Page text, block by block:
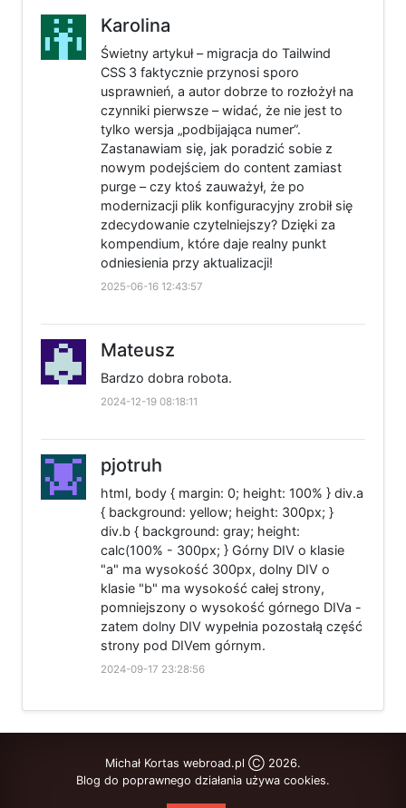
Karolina
Świetny artykuł – migracja do Tailwind
CSS 3 faktycznie przynosi sporo
usprawnień, a autor dobrze to rozłożył na
czynniki pierwsze – widać, że nie jest to
tylko wersja „podbijająca numer”.
Zastanawiam się, jak poradzić sobie z
nowym podejściem do content zamiast
purge – czy ktoś zauważył, że po
modernizacji plik konfiguracyjny zrobił się
zdecydowanie czytelniejszy? Dzięki za
kompendium, które daje realny punkt
odniesienia przy aktualizacji!
2025-06-16 12:43:57
Mateusz
Bardzo dobra robota.
2024-12-19 08:18:11
pjotruh
html, body { margin: 0; height: 100% } div.a
{ background: yellow; height: 300px; }
div.b { background: gray; height:
calc(100% - 300px; } Górny DIV o klasie
"a" ma wysokość 300px, dolny DIV o
klasie "b" ma wysokość całej strony,
pomniejszony o wysokość górnego DIVa -
zatem dolny DIV wypełnia pozostałą część
strony pod DIVem górnym.
2024-09-17 23:28:56
Michał Kortas webroad.pl Ⓒ 2026.
Blog do poprawnego działania używa cookies.